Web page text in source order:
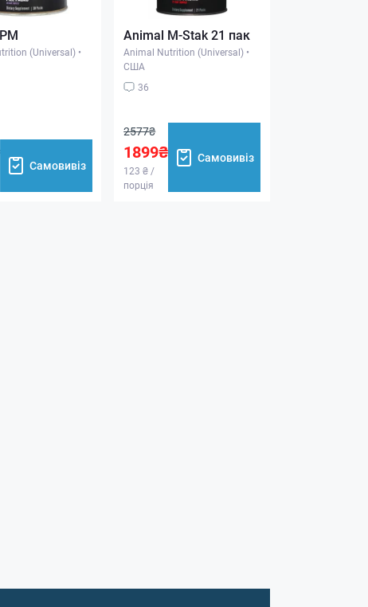
(Universal) •
Самовивіз
Animal M-Stak 21 пак
Animal Nutrition (Universal) •
США
36
2577₴
1899₴
123 ₴ /
порція
Самовивіз